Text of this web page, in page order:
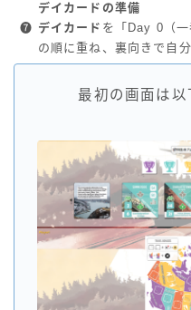
❼
デイカードの準備
デイカード を「Day 0（
の順に重ね、裏向きで自
最初の画面は